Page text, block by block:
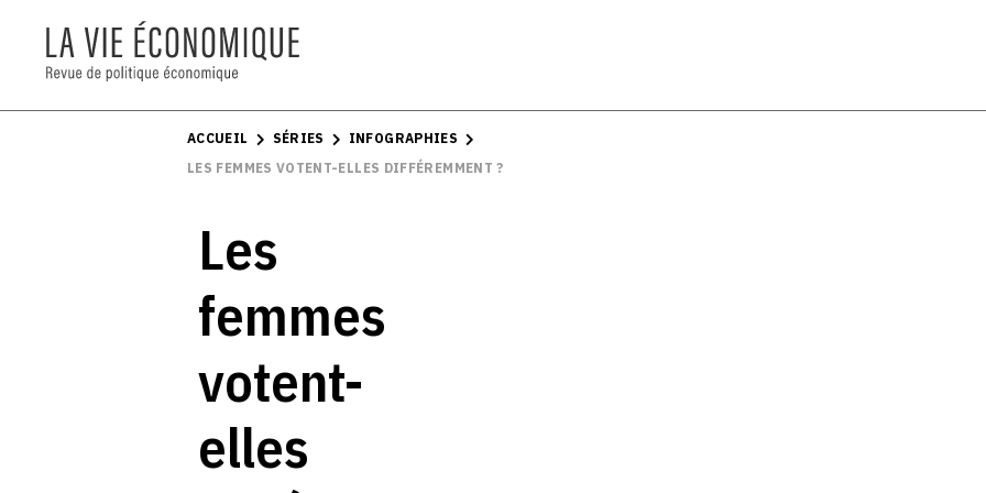
ACCUEIL SÉRIES
INFOGRAPHIES
LES FEMMES VOTENT-ELLES DIFFÉREMMENT ?
Les
femmes
votent-
elles